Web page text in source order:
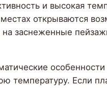
и высокая
открываются
заснеженные
температуру. Если